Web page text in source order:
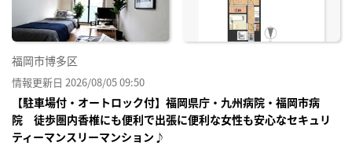
福岡市博多区
情報更新日 2026/08/05 09:50
【駐車場付・オートロック付】福岡県庁・九州病院・福岡市病
院 徒歩圏内香椎にも便利で出張に便利な女性も安心なセキュリ
ティーマンスリーマンション♪